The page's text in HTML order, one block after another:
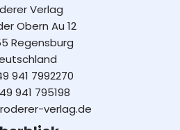
Verlag
Obern Au 12
Regensburg
941 7992270
941 795198
verlag.de